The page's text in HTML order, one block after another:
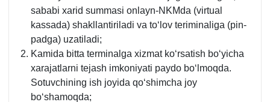
sababi хarid summasi onlayn-NKMda (virtual
kassada) shakllantiriladi va toʻlov teriminaliga (pin-
padga) uzatiladi;
Kamida bitta terminalga хizmat koʻrsatish boʻyicha
хarajatlarni tejash imkoniyati paydo boʻlmoqda.
Sotuvchining ish joyida qoʻshimcha joy
boʻshamoqda;